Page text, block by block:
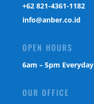
‎+62 821-4361-1182
info@anber.co.id
OPEN HOURS
6am – 5pm Everyday
OUR OFFICE